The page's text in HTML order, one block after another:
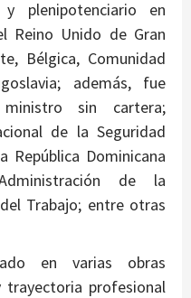
y plenipotenciario en
Reino Unido de Gran
Bélgica, Comunidad
además, fue
sin cartera;
de la Seguridad
República Dominicana
de la
Trabajo; entre otras
en varias obras
trayectoria profesional